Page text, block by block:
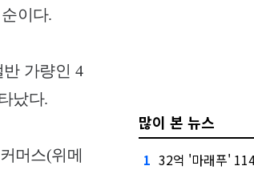
이다.
가량인 4
났다.
머스(위메
많이 본 뉴스
1 32억 '마래푸' 114㎡ 종